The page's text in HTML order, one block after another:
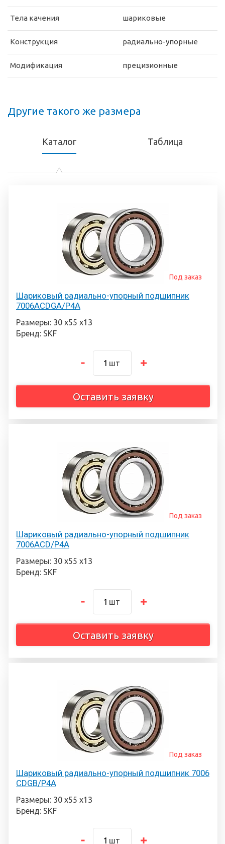
Тела качения шариковые
Конструкция радиально-упорные
Модификация прецизионные
Другие такого же размера
Каталог Таблица
Шариковый радиально-упорный подшипник
7006ACDGA/P4A
Под заказ
Размеры: 30 х55 х13
Бренд: SKF
шт
Оставить заявку
Шариковый радиально-упорный подшипник
7006ACD/P4A
Под заказ
Размеры: 30 х55 х13
Бренд: SKF
шт
Оставить заявку
Шариковый радиально-упорный подшипник 7006
CDGB/P4A
Под заказ
Размеры: 30 х55 х13
Бренд: SKF
шт